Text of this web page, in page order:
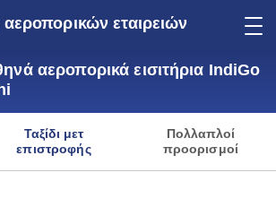
εταιρειών
αεροπορικά εισιτήρια IndiGo
Ταξίδι μετ
επιστροφής
Πολλαπλοί
προορισμοί